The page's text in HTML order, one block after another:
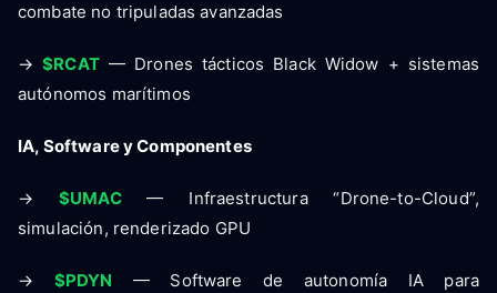
combate no tripuladas avanzadas
→$RCAT— Drones tácticos Black Widow + sistemas
autónomos marítimos
IA, Software y Componentes
→ $UMAC— Infraestructura “Drone-to-Cloud”,
simulación, renderizado GPU
→ $PDYN — Software de autonomía IA para